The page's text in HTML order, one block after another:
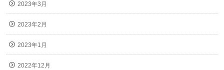
2023年3月
2023年2月
2023年1月
2022年12月